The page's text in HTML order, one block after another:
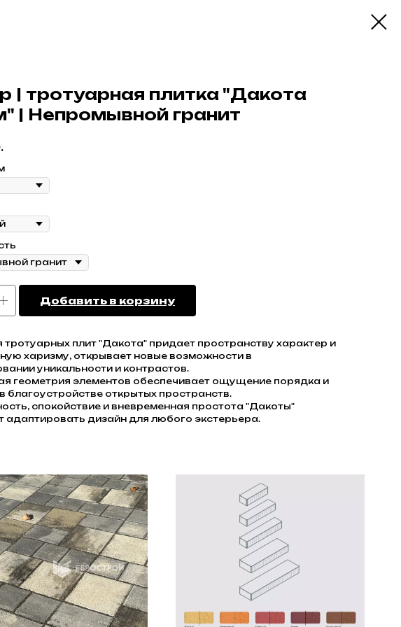
| тротуарная плитка "Дакота
| Непромывной гранит
Добавить в корзину
тротуарных плит "Дакота" придает пространству характер и
харизму, открывает новые возможности в
уникальности и контрастов.
геометрия элементов обеспечивает ощущение порядка и
благоустройстве открытых пространств.
спокойствие и вневременная простота "Дакоты"
адаптировать дизайн для любого экстерьера.